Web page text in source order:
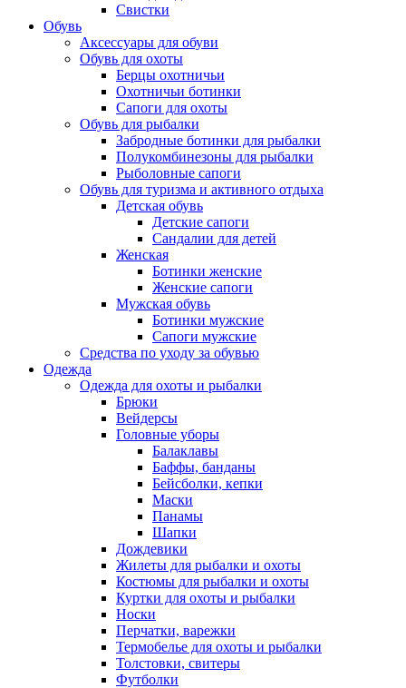
Свистки
Обувь
Аксессуары для обуви
Обувь для охоты
Берцы охотничьи
Охотничьи ботинки
Сапоги для охоты
Обувь для рыбалки
Забродные ботинки для рыбалки
Полукомбинезоны для рыбалки
Рыболовные сапоги
Обувь для туризма и активного отдыха
Детская обувь
Детские сапоги
Сандалии для детей
Женская
Ботинки женские
Женские сапоги
Мужская обувь
Ботинки мужские
Сапоги мужские
Средства по уходу за обувью
Одежда
Одежда для охоты и рыбалки
Брюки
Вейдерсы
Головные уборы
Балаклавы
Баффы, банданы
Бейсболки, кепки
Маски
Панамы
Шапки
Дождевики
Жилеты для рыбалки и охоты
Костюмы для рыбалки и охоты
Куртки для охоты и рыбалки
Носки
Перчатки, варежки
Термобелье для охоты и рыбалки
Толстовки, свитеры
Футболки